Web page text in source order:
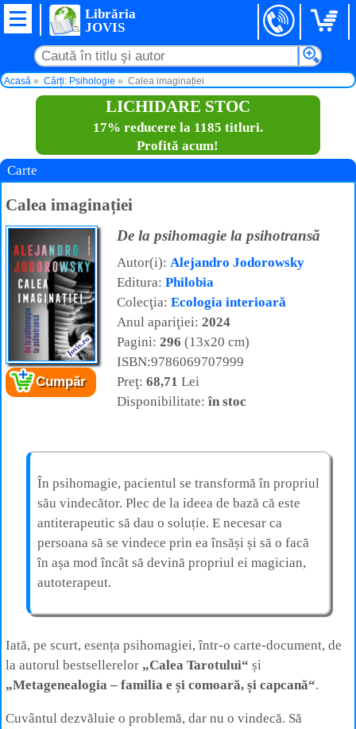
Librăria
JOVIS
Acasă Cărți: Psihologie Calea imaginației
LICHIDARE STOC
17% reducere la 1185 titluri.
Profită acum!
Carte
Calea imaginației
Cartea: Calea imaginației
la psihotransă
Cumpăr
De la psihomagie la psihotransă
Autor(i): Alejandro Jodorowsky
Editura: Philobia
Colecţia: Ecologia interioară
Anul apariţiei: 2024
Pagini: 296 (13x20 cm)
ISBN:9786069707999
Preţ: 68,71 Lei
Disponibilitate:în stoc
În psihomagie, pacientul se transformă în propriul
său vindecător. Plec de la ideea de bază că este
antiterapeutic să dau o soluție. E necesar ca
persoana să se vindece prin ea însăși și să o facă
în așa mod încât să devină propriul ei magician,
autoterapeut.
Iată, pe scurt, esența psihomagiei, într-o carte-document, de
la autorul bestsellerelor „Calea Tarotului“ și
„Metagenealogia – familia e și comoară, și capcană“.
Cuvântul dezvăluie o problemă, dar nu o vindecă. Să